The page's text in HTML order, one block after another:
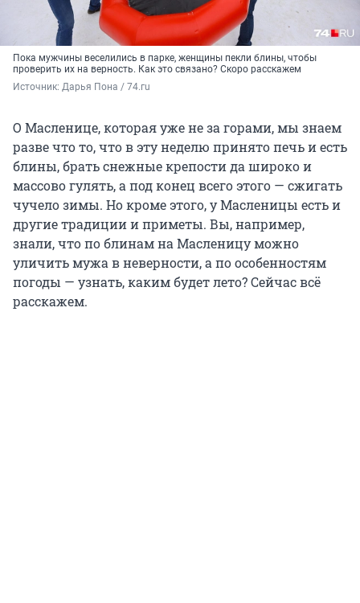
Пока мужчины веселились в парке, женщины пекли блины, чтобы
проверить их на верность. Как это связано? Скоро расскажем
Источник: Дарья Пона / 74.гu
О Масленице, которая уже не за горами, мы знаем
разве что то, что в эту неделю принято печь и есть
блины, брать снежные крепости да широко и
массово гулять, а под конец всего этого — сжигать
чучело зимы. Но кроме этого, у Масленицы есть и
другие традиции и приметы. Вы, например,
знали, что по блинам на Масленицу можно
уличить мужа в неверности, а по особенностям
погоды — узнать, каким будет лето? Сейчас всё
расскажем.